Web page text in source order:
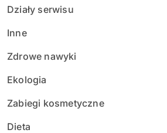
Działy serwisu
Inne
Zdrowe nawyki
Ekologia
Zabiegi kosmetyczne
Dieta